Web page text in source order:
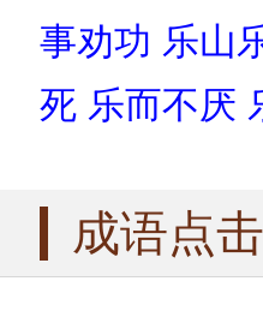
事劝功 乐山
死 乐而不厌
成语点